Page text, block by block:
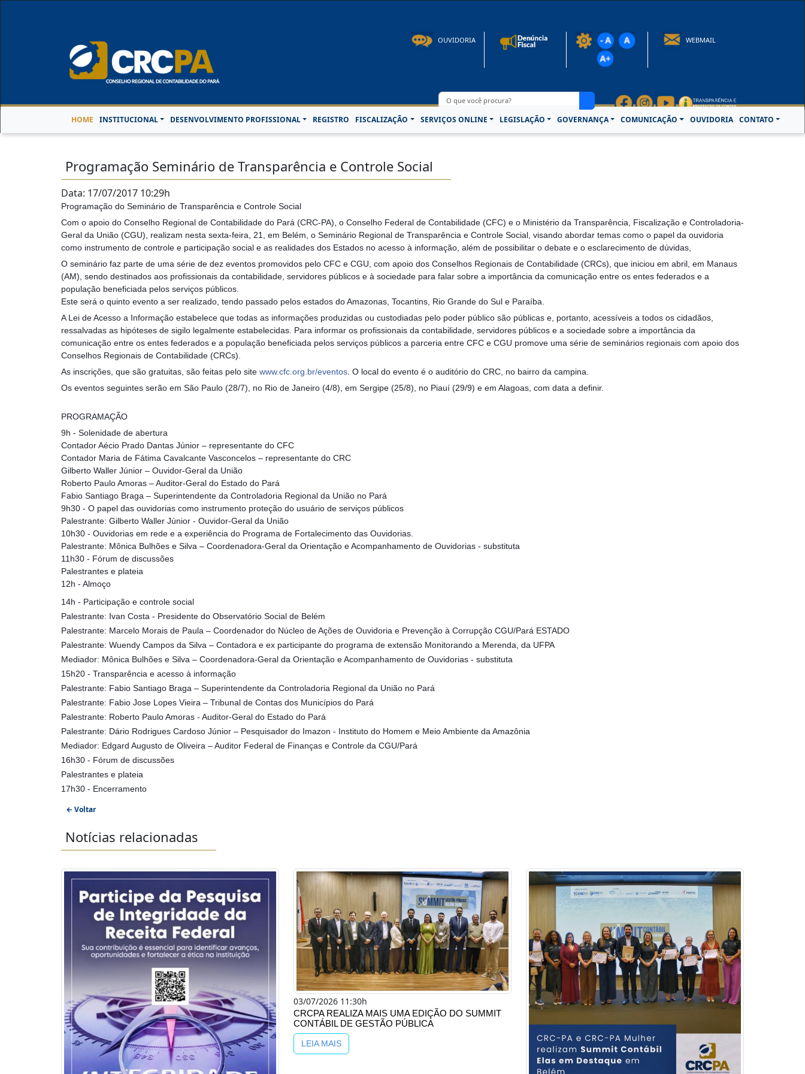
OUVIDORIA WEBMAIL
HOME INSTITUCIONAL DESENVOLVIMENTO PROFISSIONAL REGISTRO FISCALIZAÇÃO SERVIÇOS ONLINE LEGISLAÇÃO GOVERNANÇA COMUNICAÇÃO OUVIDORIA CONTATO
Programação Seminário de Transparência e Controle Social
Data: 17/07/2017 10:29h
Programação do Seminário de Transparência e Controle Social
Com o apoio do Conselho Regional de Contabilidade do Pará (CRC-PA), o Conselho Federal de Contabilidade (CFC) e o Ministério da Transparência, Fiscalização e Controladoria-
Geral da União (CGU), realizam nesta sexta-feira, 21, em Belém, o Seminário Regional de Transparência e Controle Social, visando abordar temas como o papel da ouvidoria
como instrumento de controle e participação social e as realidades dos Estados no acesso à informação, além de possibilitar o debate e o esclarecimento de dúvidas,
O seminário faz parte de uma série de dez eventos promovidos pelo CFC e CGU, com apoio dos Conselhos Regionais de Contabilidade (CRCs), que iniciou em abril, em Manaus
(AM), sendo destinados aos profissionais da contabilidade, servidores públicos e à sociedade para falar sobre a importância da comunicação entre os entes federados e a
população beneficiada pelos serviços públicos.
Este será o quinto evento a ser realizado, tendo passado pelos estados do Amazonas, Tocantins, Rio Grande do Sul e Paraíba.
A Lei de Acesso a Informação estabelece que todas as informações produzidas ou custodiadas pelo poder público são públicas e, portanto, acessíveis a todos os cidadãos,
ressalvadas as hipóteses de sigilo legalmente estabelecidas. Para informar os profissionais da contabilidade, servidores públicos e a sociedade sobre a importância da
comunicação entre os entes federados e a população beneficiada pelos serviços públicos a parceria entre CFC e CGU promove uma série de seminários regionais com apoio dos
Conselhos Regionais de Contabilidade (CRCs).
As inscrições, que são gratuitas, são feitas pelo site www.cfc.org.br/eventos . O local do evento é o auditório do CRC, no bairro da campina.
Os eventos seguintes serão em São Paulo (28/7), no Rio de Janeiro (4/8), em Sergipe (25/8), no Piauí (29/9) e em Alagoas, com data a definir.
PROGRAMAÇÃO
9h - Solenidade de abertura
Contador Aécio Prado Dantas Júnior – representante do CFC
Contador Maria de Fátima Cavalcante Vasconcelos – representante do CRC
Gilberto Waller Júnior – Ouvidor-Geral da União
Roberto Paulo Amoras – Auditor-Geral do Estado do Pará
Fabio Santiago Braga – Superintendente da Controladoria Regional da União no Pará
9h30 - O papel das ouvidorias como instrumento proteção do usuário de serviços públicos
Palestrante: Gilberto Waller Júnior - Ouvidor-Geral da União
10h30 - Ouvidorias em rede e a experiência do Programa de Fortalecimento das Ouvidorias.
Palestrante: Mônica Bulhões e Silva – Coordenadora-Geral da Orientação e Acompanhamento de Ouvidorias - substituta
11h30 - Fórum de discussões
Palestrantes e plateia
12h - Almoço
14h - Participação e controle social
Palestrante: Ivan Costa - Presidente do Observatório Social de Belém
Palestrante: Marcelo Morais de Paula – Coordenador do Núcleo de Ações de Ouvidoria e Prevenção à Corrupção CGU/Pará ESTADO
Palestrante: Wuendy Campos da Silva – Contadora e ex participante do programa de extensão Monitorando a Merenda, da UFPA
Mediador: Mônica Bulhões e Silva – Coordenadora-Geral da Orientação e Acompanhamento de Ouvidorias - substituta
15h20 - Transparência e acesso à informação
Palestrante: Fabio Santiago Braga – Superintendente da Controladoria Regional da União no Pará
Palestrante: Fabio Jose Lopes Vieira – Tribunal de Contas dos Municípios do Pará
Palestrante: Roberto Paulo Amoras - Auditor-Geral do Estado do Pará
Palestrante: Dário Rodrigues Cardoso Júnior – Pesquisador do Imazon - Instituto do Homem e Meio Ambiente da Amazônia
Mediador: Edgard Augusto de Oliveira – Auditor Federal de Finanças e Controle da CGU/Pará
16h30 - Fórum de discussões
Palestrantes e plateia
17h30 - Encerramento
← Voltar
Notícias relacionadas
03/07/2026 11:30h
CRCPA REALIZA MAIS UMA EDIÇÃO DO SUMMIT
CONTÁBIL DE GESTÃO PÚBLICA
LEIA MAIS